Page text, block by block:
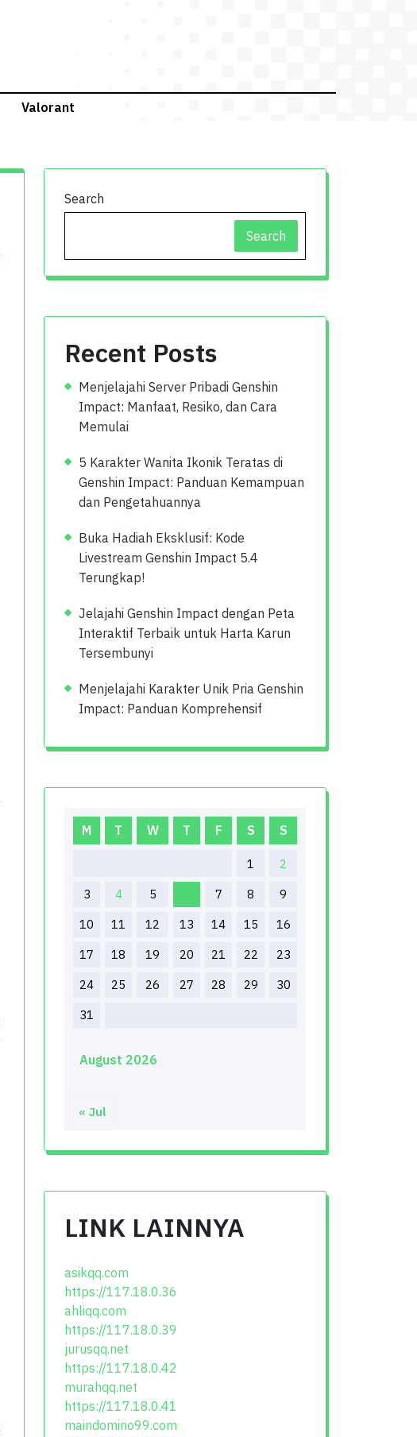
Valorant
Search
Search
Recent Posts
Menjelajahi Server Pribadi Genshin
Impact: Manfaat, Resiko, dan Cara
Memulai
5 Karakter Wanita Ikonik Teratas di
Genshin Impact: Panduan Kemampuan
dan Pengetahuannya
Buka Hadiah Eksklusif: Kode
Livestream Genshin Impact 5.4
Terungkap!
Jelajahi Genshin Impact dengan Peta
Interaktif Terbaik untuk Harta Karun
Tersembunyi
Menjelajahi Karakter Unik Pria Genshin
Impact: Panduan Komprehensif
August 2026
M T W T F S S
1
2
3
4 5 7 8
9
10
11 12 13 14 15
16
17
18 19 20 21 22
23
24
25 26 27 28 29
30
31
« Jul
LINK LAINNYA
asikqq.com
https://117.18.0.36
ahliqq.com
https://117.18.0.39
jurusqq.net
https://117.18.0.42
murahqq.net
https://117.18.0.41
maindomino99.com